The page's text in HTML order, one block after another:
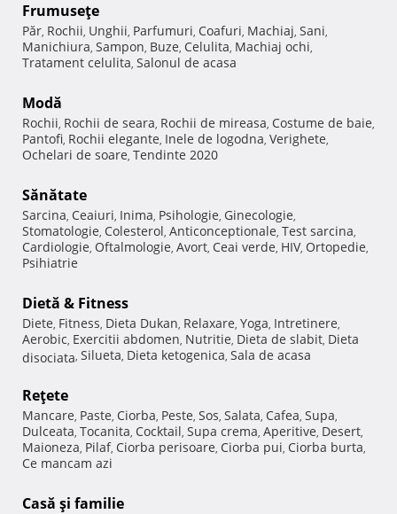
Frumuseţe
Păr, Rochii, Unghii, Parfumuri, Coafuri, Machiaj, Sani,
Manichiura, Sampon, Buze, Celulita, Machiaj ochi,
Tratament celulita, Salonul de acasa
Modă
Rochii, Rochii de seara, Rochii de mireasa, Costume de baie,
Pantofi, Rochii elegante, Inele de logodna, Verighete,
Ochelari de soare, Tendinte 2020
Sănătate
Sarcina, Ceaiuri, Inima, Psihologie, Ginecologie,
Stomatologie, Colesterol, Anticonceptionale, Test sarcina,
Cardiologie, Oftalmologie, Avort, Ceai verde, HIV, Ortopedie,
Psihiatrie
Dietă & Fitness
Diete, Fitness, Dieta Dukan, Relaxare, Yoga, Intretinere,
Aerobic, Exercitii abdomen, Nutritie, Dieta de slabit, Dieta
disociata, Silueta, Dieta ketogenica, Sala de acasa
Reţete
Mancare, Paste, Ciorba, Peste, Sos, Salata, Cafea, Supa,
Dulceata, Tocanita, Cocktail, Supa crema, Aperitive, Desert,
Maioneza, Pilaf, Ciorba perisoare, Ciorba pui, Ciorba burta,
Ce mancam azi
Casă şi familie